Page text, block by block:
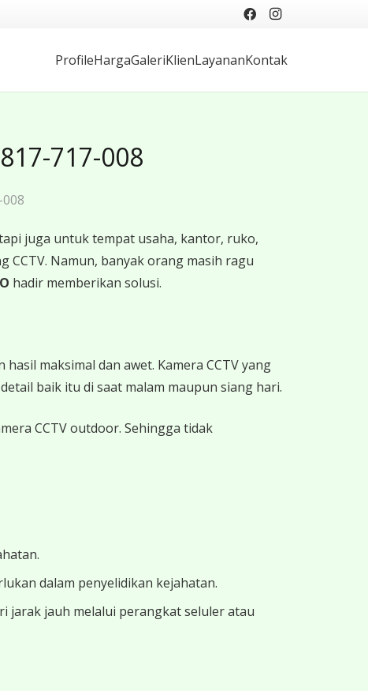
ProfileHargaGaleriKlienLayananKontak
717-008
juga untuk tempat usaha, kantor, ruko,
CCTV. Namun, banyak orang masih ragu
hadir memberikan solusi.
maksimal dan awet. Kamera CCTV yang
baik itu di saat malam maupun siang hari.
CCTV outdoor. Sehingga tidak
dalam penyelidikan kejahatan.
jarak jauh melalui perangkat seluler atau